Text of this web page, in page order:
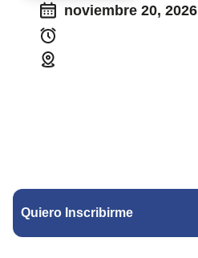
noviembre 20, 2026
Quiero Inscribirme